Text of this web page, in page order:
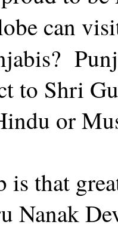
can
to Shri
or
is that
Nanak